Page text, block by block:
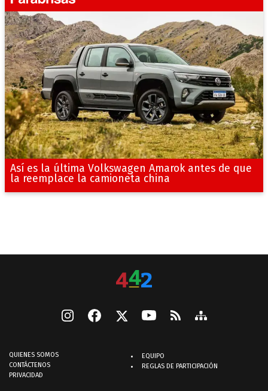
Así es la última Volkswagen Amarok antes de que
la reemplace la camioneta china
QUIENES SOMOS
CONTÁCTENOS
PRIVACIDAD
EQUIPO
REGLAS DE PARTICIPACIÓN